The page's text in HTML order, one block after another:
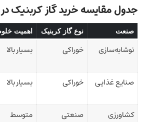
جدول مقایسه خرید گاز کربنیک
صنعت نوع گاز کربنیک اهمیت
نوشابه‌سازی خوراکی بسیار بالا
صنایع غذایی
خوراکی بسیار بالا
کشاورزی
صنعتی متوسط